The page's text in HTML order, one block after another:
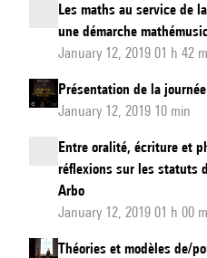
Les maths au service de
une démarche
January 12, 2019 01 h 42
Présentation de la journée
January 12, 2019 10 min
Entre oralité, écriture et
réflexions sur les statuts
Arbo
January 12, 2019 01 h 00
Théories et modèles de/